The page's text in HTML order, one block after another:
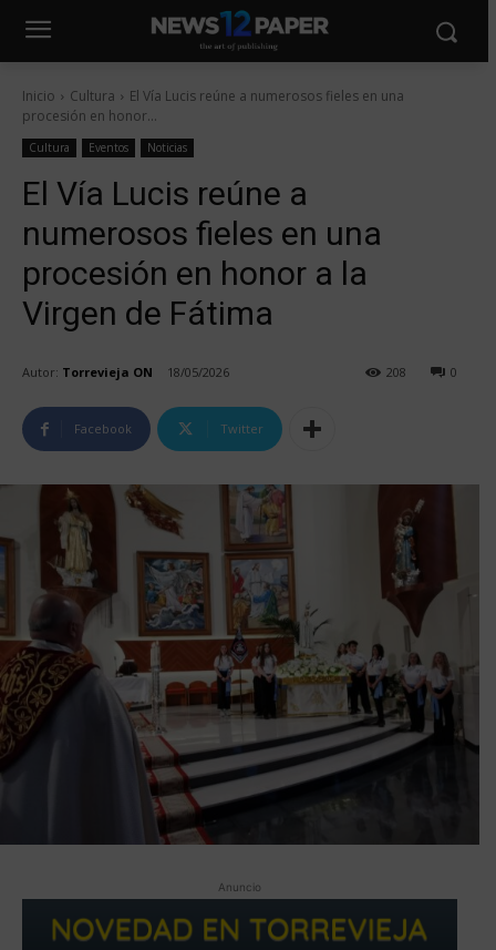
Inicio Cultura
El Vía Lucis reúne a numerosos fieles en una
procesión en honor...
Cultura Eventos Noticias
El Vía Lucis reúne a
numerosos fieles en una
procesión en honor a la
Virgen de Fátima
Autor: Torrevieja ON 18/05/2026 0
208
Facebook Twitter
Anuncio